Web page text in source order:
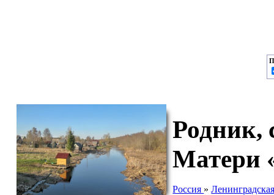
Родник,
Матери
Россия »